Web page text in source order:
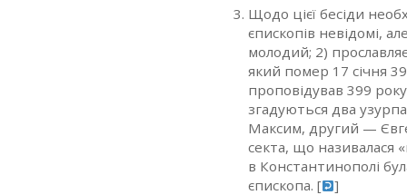
Щодо цієї бесіди
єпископів невідомі,
молодий; 2)
який помер 17 січня
проповідував 399
згадуються два
Максим, другий —
секта, що називалася
в Константинополі
єпископа. [
]